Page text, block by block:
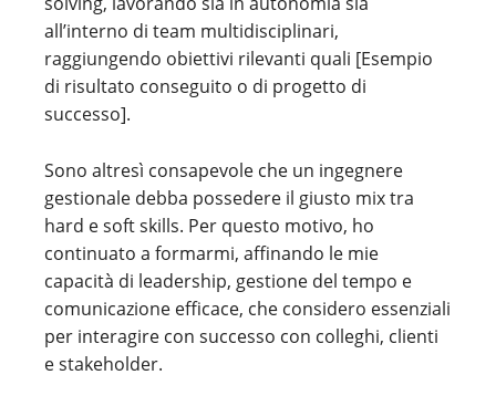
all’interno di team multidisciplinari,
raggiungendo obiettivi rilevanti quali [Esempio
di risultato conseguito o di progetto di
successo].
Sono altresì consapevole che un ingegnere
gestionale debba possedere il giusto mix tra
hard e soft skills. Per questo motivo, ho
continuato a formarmi, affinando le mie
capacità di leadership, gestione del tempo e
comunicazione efficace, che considero essenziali
per interagire con successo con colleghi, clienti
e stakeholder.